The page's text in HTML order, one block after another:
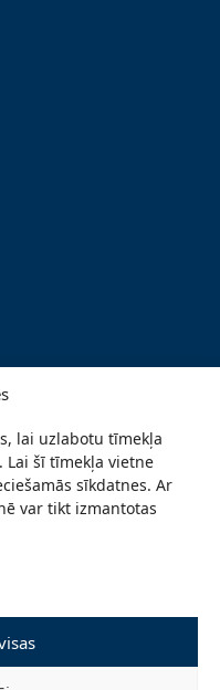
lai uzlabotu tīmekļa
šī tīmekļa vietne
sīkdatnes. Ar
var tikt izmantotas
pašvaldība